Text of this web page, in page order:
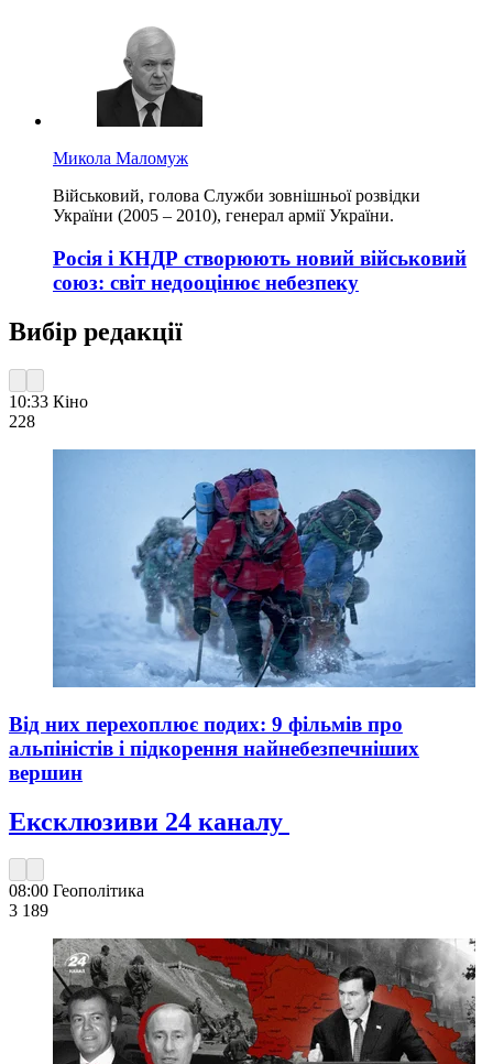
Микола Маломуж
Військовий, голова Служби зовнішньої розвідки
України (2005 – 2010), генерал армії України.
Росія і КНДР створюють новий військовий
союз: світ недооцінює небезпеку
Вибір редакції
10:33 Кіно
228
Від них перехоплює подих: 9 фільмів про
альпіністів і підкорення найнебезпечніших
вершин
Ексклюзиви 24 каналу
08:00 Геополітика
3 189